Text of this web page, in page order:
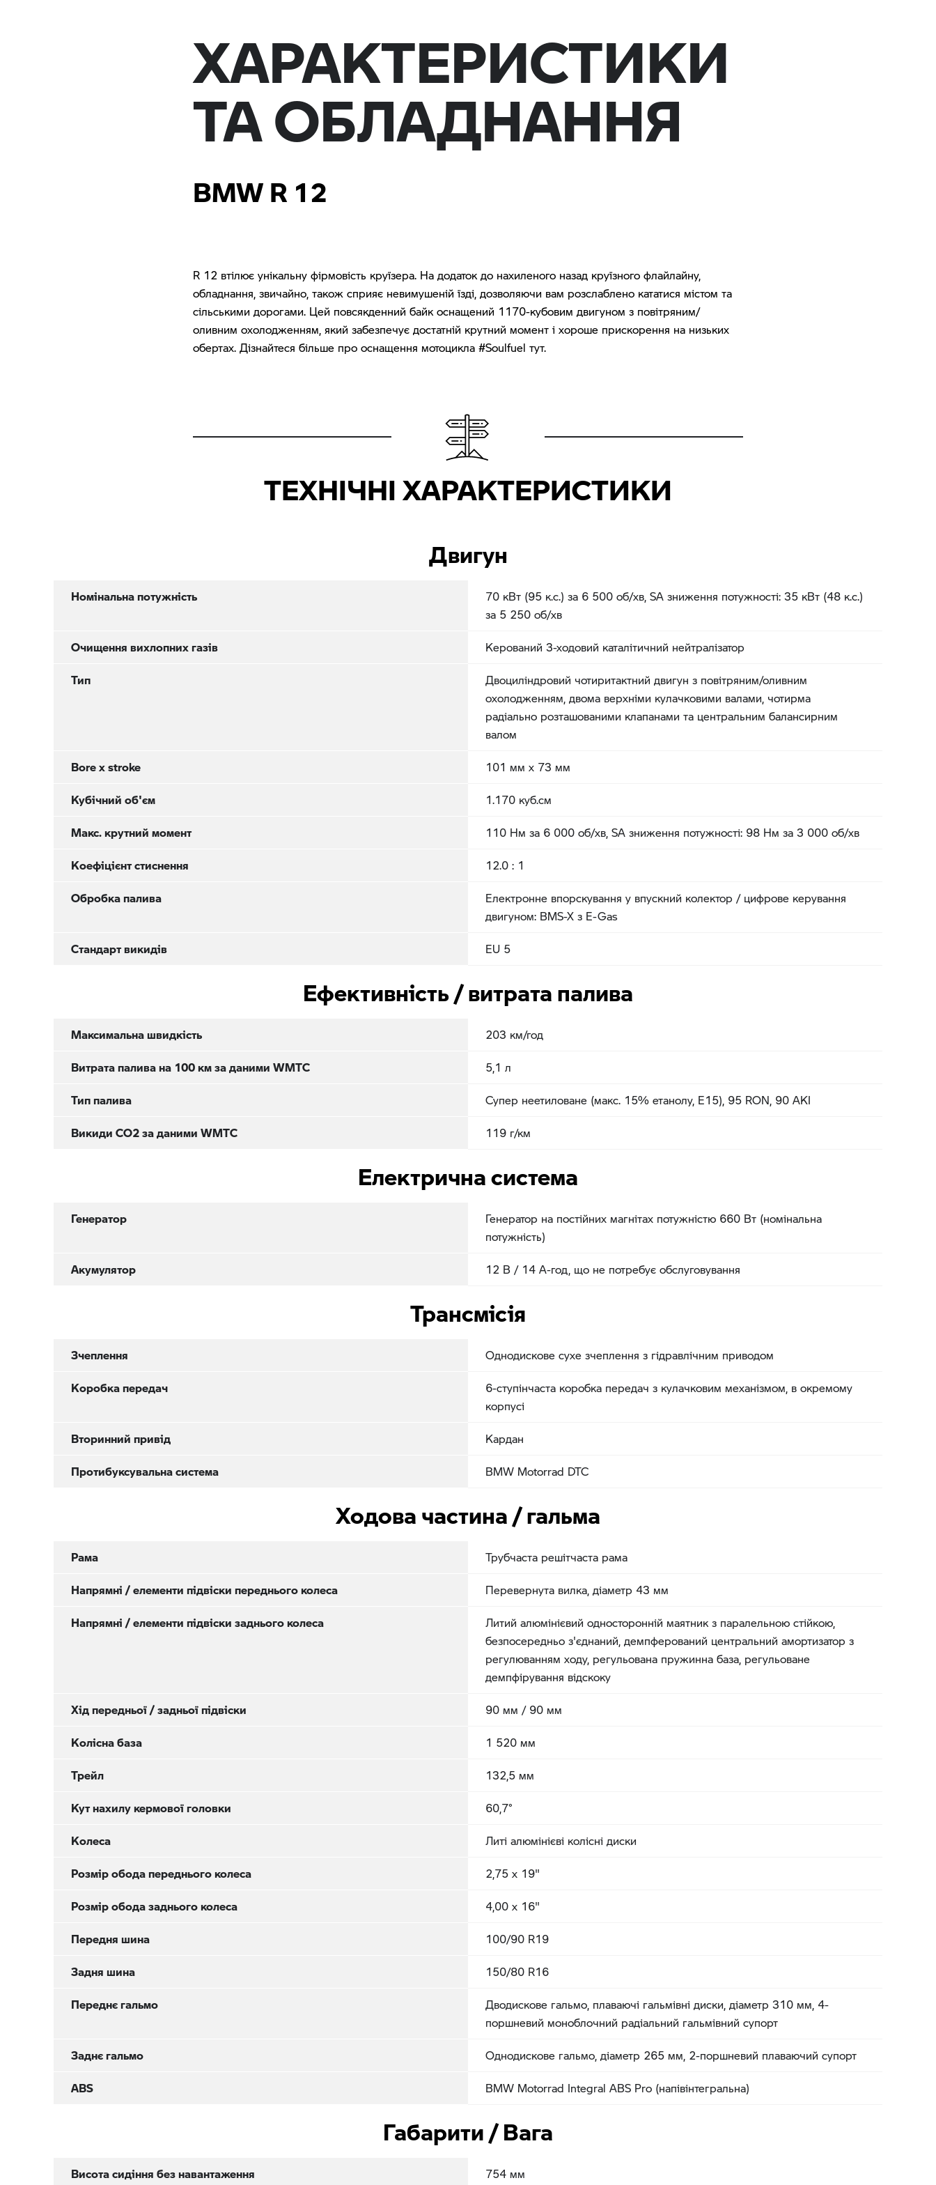
ХАРАКТЕРИСТИКИ
ТА ОБЛАДНАННЯ
BMW R 12
R 12 втілює унікальну фірмовість круїзера. На додаток до нахиленого назад круїзного флайлайну,
обладнання, звичайно, також сприяє невимушеній їзді, дозволяючи вам розслаблено кататися містом та
сільськими дорогами. Цей повсякденний байк оснащений 1170-кубовим двигуном з повітряним/
оливним охолодженням, який забезпечує достатній крутний момент і хороше прискорення на низьких
обертах. Дізнайтеся більше про оснащення мотоцикла #Soulfuel тут.
ТЕХНІЧНІ ХАРАКТЕРИСТИКИ
Двигун
Номінальна потужність
70 кВт (95 к.с.) за 6 500 об/хв, SA зниження потужності: 35 кВт (48 к.с.)
за 5 250 об/хв
Очищення вихлопних газів Керований 3-ходовий каталітичний нейтралізатор
Тип
Двоциліндровий чотиритактний двигун з повітряним/оливним
охолодженням, двома верхніми кулачковими валами, чотирма
радіально розташованими клапанами та центральним балансирним
валом
Bore x stroke 101 мм x 73 мм
Кубічний об'єм 1.170 куб.см
Макс. крутний момент 110 Нм за 6 000 об/хв, SA зниження потужності: 98 Нм за 3 000 об/хв
Коефіцієнт стиснення 12.0 : 1
Обробка палива
Електронне впорскування у впускний колектор / цифрове керування
двигуном: BMS-X з E-Gas
Стандарт викидів EU 5
Ефективність / витрата палива
Максимальна швидкість 203 км/год
Витрата палива на 100 км за даними WMTC 5,1 л
Тип палива Супер неетиловане (макс. 15% етанолу, E15), 95 RON, 90 AKI
Викиди CO2 за даними WMTC 119 г/км
Електрична система
Генератор
Генератор на постійних магнітах потужністю 660 Вт (номінальна
потужність)
Акумулятор 12 В / 14 А-год, що не потребує обслуговування
Трансмісія
Зчеплення Однодискове сухе зчеплення з гідравлічним приводом
Коробка передач
6-ступінчаста коробка передач з кулачковим механізмом, в окремому
корпусі
Вторинний привід Кардан
Протибуксувальна система BMW Motorrad DTC
Ходова частина / гальма
Рама Трубчаста решітчаста рама
Напрямні / елементи підвіски переднього колеса Перевернута вилка, діаметр 43 мм
Напрямні / елементи підвіски заднього колеса
Литий алюмінієвий односторонній маятник з паралельною стійкою,
безпосередньо з'єднаний, демпферований центральний амортизатор з
регулюванням ходу, регульована пружинна база, регульоване
демпфірування відскоку
Хід передньої / задньої підвіски 90 мм / 90 мм
Колісна база 1 520 мм
Трейл 132,5 мм
Кут нахилу кермової головки 60,7°
Колеса Литі алюмінієві колісні диски
Розмір обода переднього колеса 2,75 x 19"
Розмір обода заднього колеса 4,00 x 16"
Передня шина 100/90 R19
Задня шина 150/80 R16
Переднє гальмо
Дводискове гальмо, плаваючі гальмівні диски, діаметр 310 мм, 4-
поршневий моноблочний радіальний гальмівний супорт
Заднє гальмо Однодискове гальмо, діаметр 265 мм, 2-поршневий плаваючий супорт
ABS BMW Motorrad Integral ABS Pro (напівінтегральна)
Габарити / Вага
Висота сидіння без навантаження 754 мм